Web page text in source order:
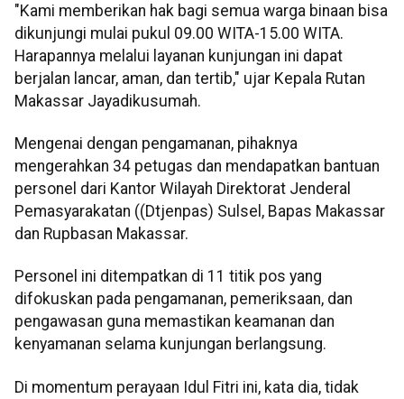
"Kami memberikan hak bagi semua warga binaan bisa
dikunjungi mulai pukul 09.00 WITA-15.00 WITA.
Harapannya melalui layanan kunjungan ini dapat
berjalan lancar, aman, dan tertib," ujar Kepala Rutan
Makassar Jayadikusumah.
Mengenai dengan pengamanan, pihaknya
mengerahkan 34 petugas dan mendapatkan bantuan
personel dari Kantor Wilayah Direktorat Jenderal
Pemasyarakatan ((Dtjenpas) Sulsel, Bapas Makassar
dan Rupbasan Makassar.
Personel ini ditempatkan di 11 titik pos yang
difokuskan pada pengamanan, pemeriksaan, dan
pengawasan guna memastikan keamanan dan
kenyamanan selama kunjungan berlangsung.
Di momentum perayaan Idul Fitri ini, kata dia, tidak